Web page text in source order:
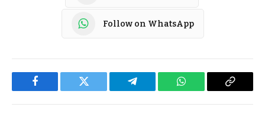
Follow on WhatsApp
Facebook Twitter Telegram WhatsApp Copy